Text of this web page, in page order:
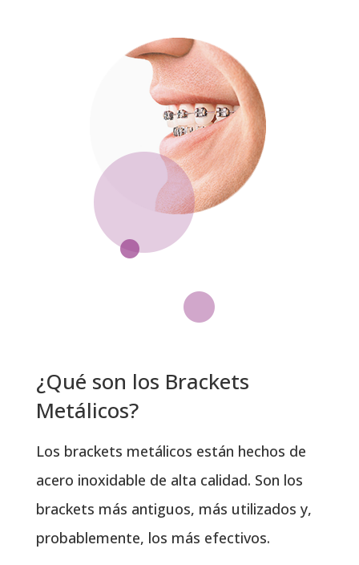
¿Qué son los Brackets
Metálicos?
Los brackets metálicos están hechos de
acero inoxidable de alta calidad. Son los
brackets más antiguos, más utilizados y,
probablemente, los más efectivos.